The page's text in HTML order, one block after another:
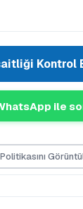
Kontrol
ile